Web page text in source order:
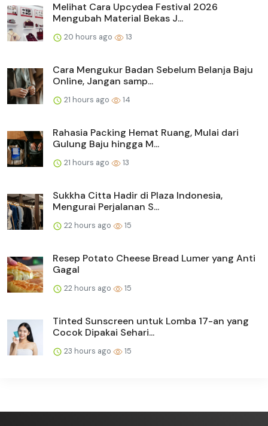
Melihat Cara Upcydea Festival 2026
Mengubah Material Bekas J...
20 hours ago 13
Cara Mengukur Badan Sebelum Belanja Baju
Online, Jangan samp...
21 hours ago 14
Rahasia Packing Hemat Ruang, Mulai dari
Gulung Baju hingga M...
21 hours ago 13
Sukkha Citta Hadir di Plaza Indonesia,
Mengurai Perjalanan S...
22 hours ago 15
Resep Potato Cheese Bread Lumer yang Anti
Gagal
22 hours ago 15
Tinted Sunscreen untuk Lomba 17-an yang
Cocok Dipakai Sehari...
23 hours ago 15